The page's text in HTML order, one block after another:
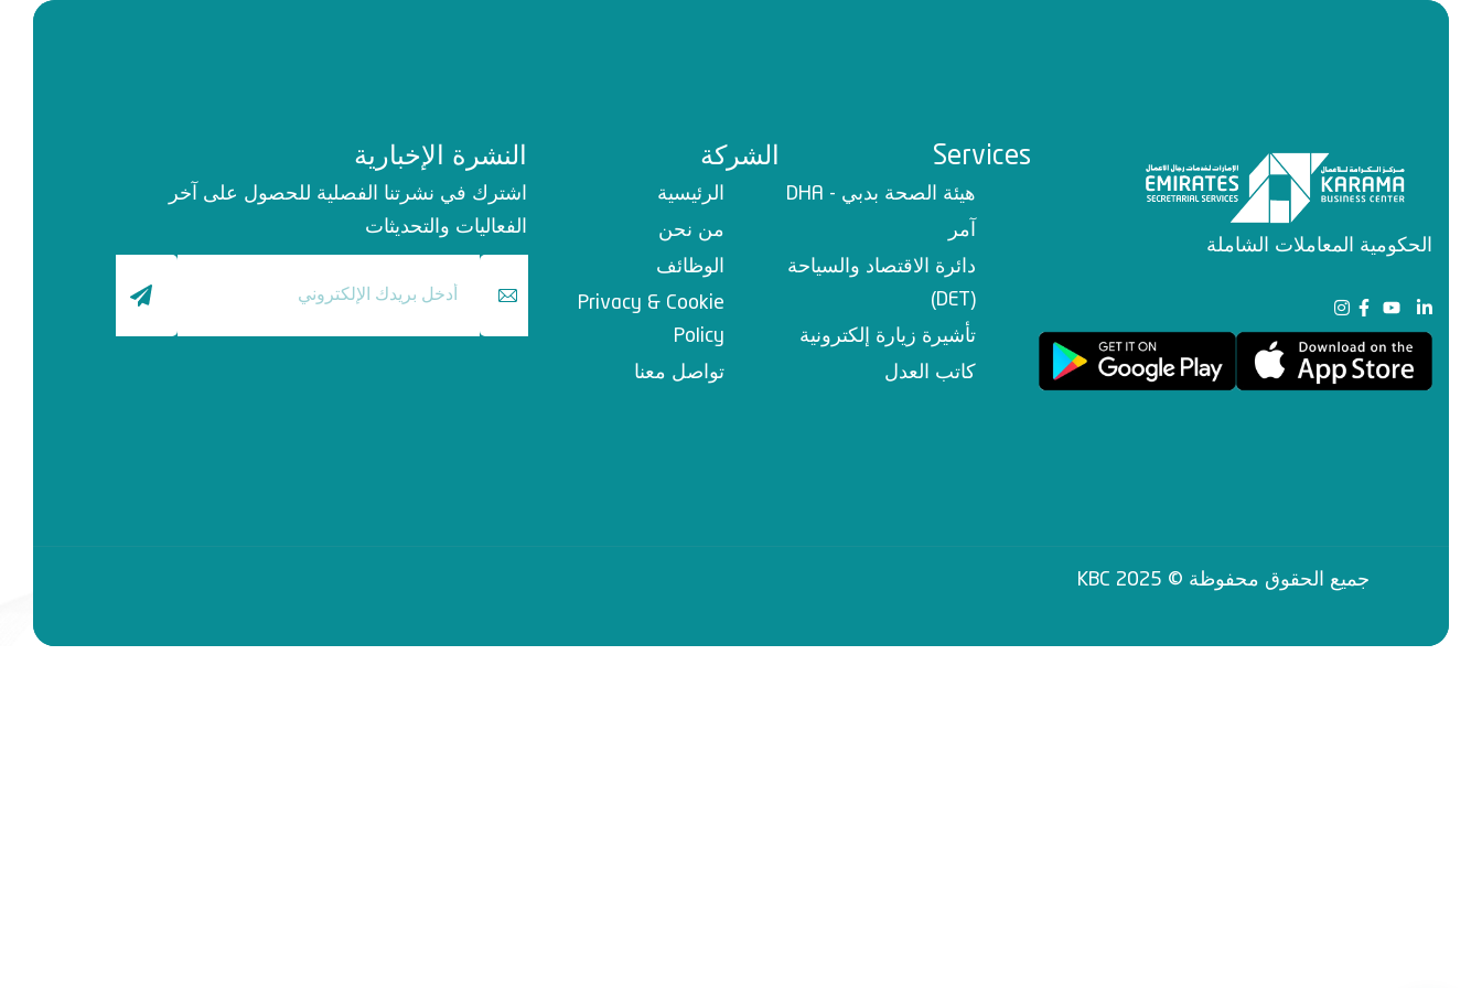
الحكومية المعاملات الشاملة
Services
هيئة الصحة بدبي - DHA
آمر
دائرة الاقتصاد والسياحة
(DET)
تأشيرة زيارة إلكترونية
كاتب العدل
الشركة
الرئيسية
من نحن
الوظائف
Privacy & Cookie
Policy
تواصل معنا
النشرة الإخبارية
اشترك في نشرتنا الفصلية للحصول على آخر
الفعاليات والتحديثات
جميع الحقوق محفوظة © 2025 KBC